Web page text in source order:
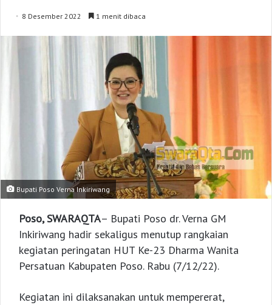
8 Desember 2022 1 menit dibaca
Bupati Poso Verna Inkiriwang
Poso, SWARAQTA– Bupati Poso dr. Verna GM
Inkiriwang hadir sekaligus menutup rangkaian
kegiatan peringatan HUT Ke-23 Dharma Wanita
Persatuan Kabupaten Poso. Rabu (7/12/22).
Kegiatan ini dilaksanakan untuk mempererat,